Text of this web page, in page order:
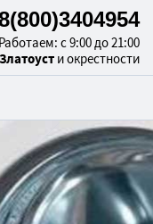
Работаем: с 9:00 до 21:00
Златоуст и окрестности